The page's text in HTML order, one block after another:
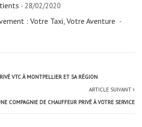
- 28/02/2020
: Votre Taxi, Votre Aventure -
VTC À MONTPELLIER ET SA RÉGION
ARTICLE SUIVANT
COMPAGNIE DE CHAUFFEUR PRIVÉ À VOTRE SERVICE